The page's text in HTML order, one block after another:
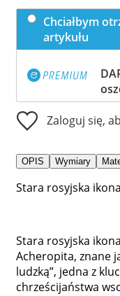
Chciałbym
artykułu
Zaloguj się,
OPIS Wymiary
Stara rosyjska
Stara rosyjska
Acheropita, znane
ludzką”, jedna z
chrześcijaństwa